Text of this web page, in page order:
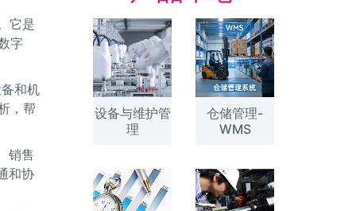
它是
字
和机
，帮
销售
和协
设备与维护管
理
仓储管理-
WMS